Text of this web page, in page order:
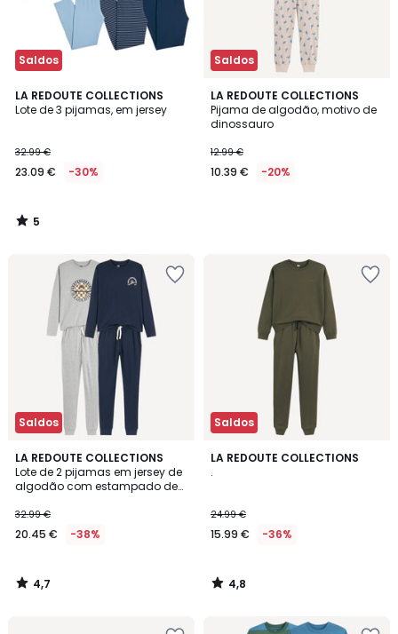
Saldos
LA REDOUTE COLLECTIONS
Lote de 3 pijamas, em jersey
32.99 €
23.09 € -30%
5
/
5
/
Saldos
LA REDOUTE COLLECTIONS
Pijama de algodão, motivo de
dinossauro
12.99 €
10.39 € -20%
Saldos
LA REDOUTE COLLECTIONS
Lote de 2 pijamas em jersey de
algodão com estampado de
32.99 €
20.45 € -38%
4,7
/ 5
4,7
/
Saldos
LA REDOUTE COLLECTIONS
.
24.99 €
15.99 € -36%
4,8
4,8
/